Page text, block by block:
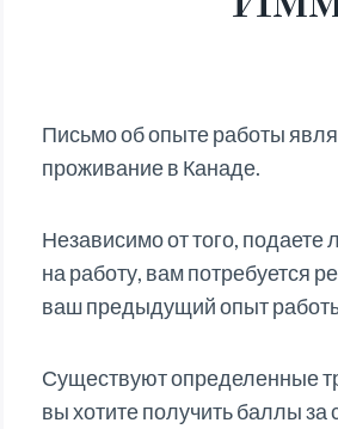
Письмо об опыте работы
проживание в Канаде.
Независимо от того, подаете
на работу, вам потребуется
ваш предыдущий опыт
Существуют определенные
вы хотите получить баллы